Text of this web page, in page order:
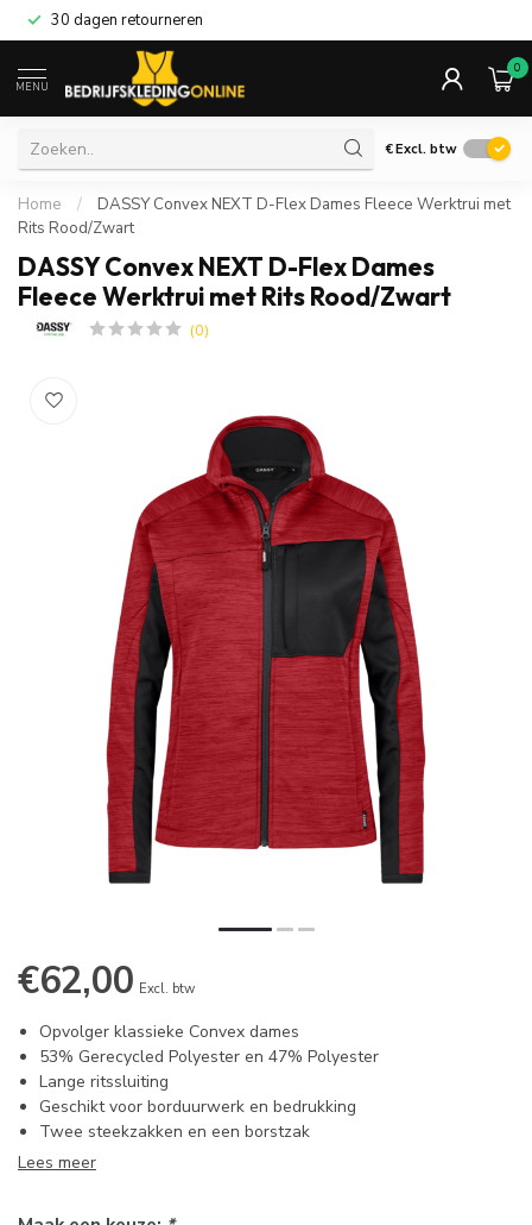
30 dagen retourneren
MENU
0
€Excl. btw
Home /
DASSY Convex NEXT D-Flex Dames Fleece Werktrui met
Rits Rood/Zwart
DASSY Convex NEXT D-Flex Dames
Fleece Werktrui met Rits Rood/Zwart
(0)
€62,00 Excl. btw
Opvolger klassieke Convex dames
53% Gerecycled Polyester en 47% Polyester
Lange ritssluiting
Geschikt voor borduurwerk en bedrukking
Twee steekzakken en een borstzak
Lees meer